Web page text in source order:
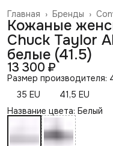
Бренды ›
Главная ›
Кожаные
Chuck Taylor
белые (41.5)
13 300 ₽
Размер производителя:
35 EU
41,5 EU
Название цвета: Белый